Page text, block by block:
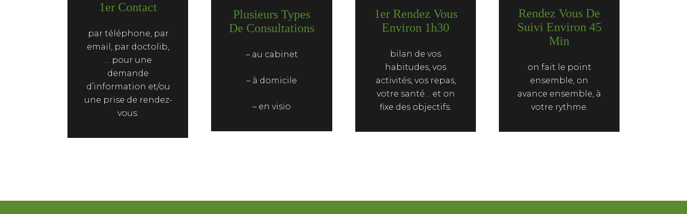
1er Contact
par téléphone, par
email, par doctolib,
… pour une
demande
d’information et/ou
une prise de rendez-
vous.
Plusieurs Types
De Consultations
– au cabinet
– à domicile
– en visio
1er Rendez Vous
Environ 1h30
bilan de vos
habitudes, vos
activités, vos repas,
votre santé… et on
fixe des objectifs.
Rendez Vous De
Suivi Environ 45
Min
on fait le point
ensemble, on
avance ensemble, à
votre rythme.